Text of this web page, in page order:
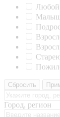
Любой
Малыш
Сбросить
Город, регион